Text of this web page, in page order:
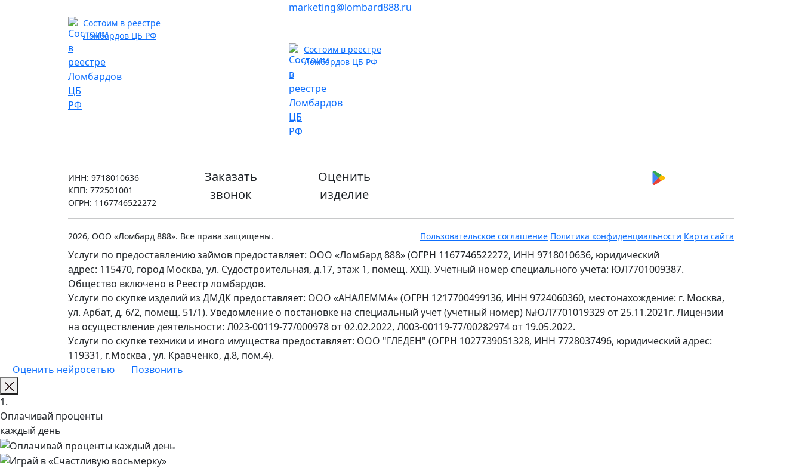
Состоим в реестре
Ломбардов ЦБ РФ
ИНН: 9718010636
КПП: 772501001
ОГРН: 1167746522272
marketing@lombard888.ru
Состоим в реестре
Ломбардов ЦБ РФ
Заказать
звонок
Оценить
изделие
2026, ООО «Ломбард 888». Все права защищены. Пользовательское соглашение Политика конфиденциальности Карта сайта
Услуги по предоставлению займов предоставляет: ООО «Ломбард 888» (ОГРН 1167746522272, ИНН 9718010636, юридический
адрес: 115470, город Москва, ул. Судостроительная, д.17, этаж 1, помещ. XXII). Учетный номер специального учета: ЮЛ7701009387.
Общество включено в Реестр ломбардов.
Услуги по скупке изделий из ДМДК предоставляет: ООО «АНАЛЕММА» (ОГРН 1217700499136, ИНН 9724060360, местонахождение: г. Москва,
ул. Арбат, д. 6/2, помещ. 51/1). Уведомление о постановке на специальный учет (учетный номер) №ЮЛ7701019329 от 25.11.2021г. Лицензии
на осуществление деятельности: Л023-00119-77/000978 от 02.02.2022, Л003-00119-77/00282974 от 19.05.2022.
Услуги по скупке техники и иного имущества предоставляет: ООО "ГЛЕДЕН" (ОГРН 1027739051328, ИНН 7728037496, юридический адрес:
119331, г.Москва , ул. Кравченко, д.8, пом.4).
Оценить нейросетью
Позвонить
1.
Оплачивай проценты
каждый день